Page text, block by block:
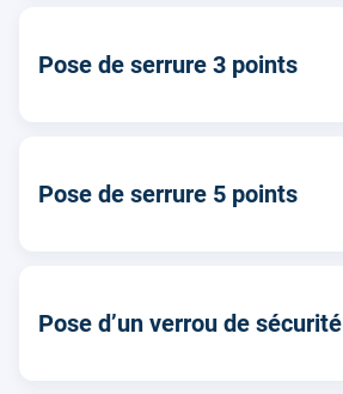
Pose de serrure 3 points
Pose de serrure 5 points
Pose d’un verrou de sécurité